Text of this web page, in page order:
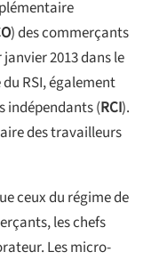
) des commerçants
2013 dans le
RSI, également
indépendants (RCI).
des travailleurs
ceux du régime de
les chefs
Les micro-